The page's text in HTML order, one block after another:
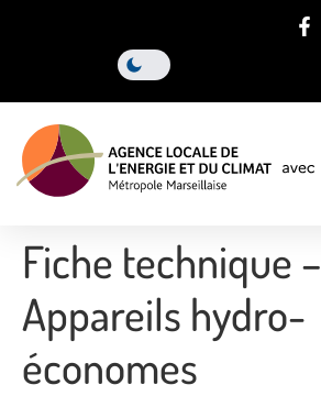
Fiche technique –
Appareils hydro-
économes